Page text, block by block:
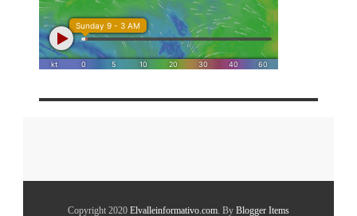
Copyright 2020 Elvalleinformativo.com . By Blogger Items